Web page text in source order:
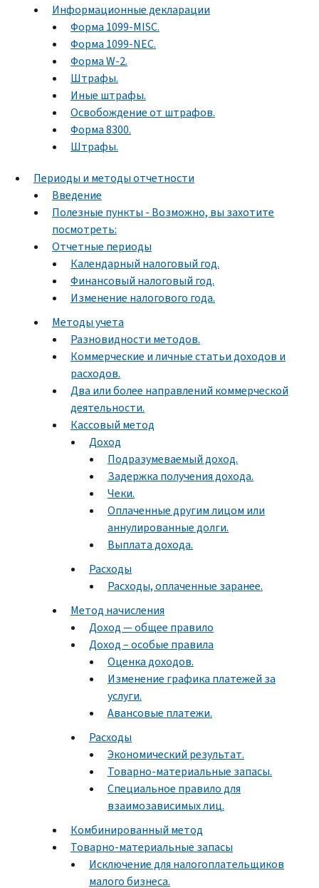
Информационные декларации
Форма 1099-MISC.
Форма 1099-NEC.
Форма W-2.
Штрафы.
Иные штрафы.
Освобождение от штрафов.
Форма 8300.
Штрафы.
Периоды и методы отчетности
Введение
Полезные пункты - Возможно, вы захотите
посмотреть:
Отчетные периоды
Календарный налоговый год.
Финансовый налоговый год.
Изменение налогового года.
Методы учета
Разновидности методов.
Коммерческие и личные статьи доходов и
расходов.
Два или более направлений коммерческой
деятельности.
Кассовый метод
Доход
Подразумеваемый доход.
Задержка получения дохода.
Чеки.
Оплаченные другим лицом или
аннулированные долги.
Выплата дохода.
Расходы
Расходы, оплаченные заранее.
Метод начисления
Доход — общее правило
Доход – особые правила
Оценка доходов.
Изменение графика платежей за
услуги.
Авансовые платежи.
Расходы
Экономический результат.
Товарно-материальные запасы.
Специальное правило для
взаимозависимых лиц.
Комбинированный метод
Товарно-материальные запасы
Исключение для налогоплательщиков
малого бизнеса.